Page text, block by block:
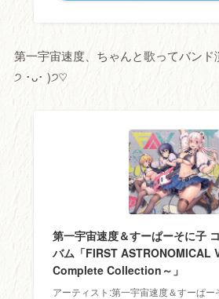
第一宇宙速度、ちゃんと歌ってバン
੭ ･ᴗ･ )੭♡
第一宇宙速度＆すーぱーそに子
バム「FIRST ASTRONOMICAL
Complete Collection～」
アーティスト:第一宇宙速度＆すーぱー